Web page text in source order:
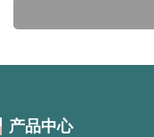
产品中心